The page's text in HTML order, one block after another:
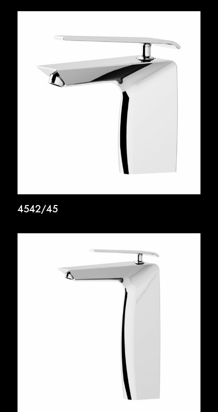
4542/45